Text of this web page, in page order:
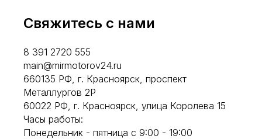
Свяжитесь с нами
8 391 2720 555
main@mirmotorov24.ru
660135 РФ, г. Красноярск, проспект
Металлургов 2Р
60022 РФ, г. Красноярск, улица Королева 15
Часы работы:
Понедельник - пятница с 9:00 - 19:00